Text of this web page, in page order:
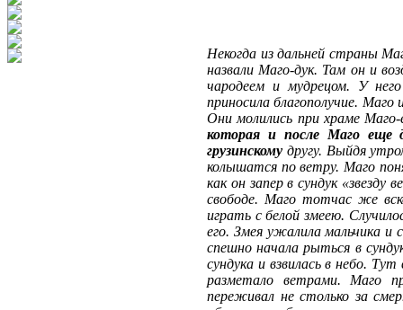
Некогда из дальней страны
назвали Маго-дук. Там он и
чародеем и мудрецом. У
приносила благополучие. Маго
Они молились при храме
которая и после Маго еще
грузинскому другу. Выйдя
колышатся по ветру. Маго
как он запер в сундук «звезду
свободе. Маго тотчас же
играть с белой змеею.
его. Змея ужалила мальчика и
спешно начала рыться в
сундука и взвилась в небо.
разметало ветрами. Маго
переживал не столько за